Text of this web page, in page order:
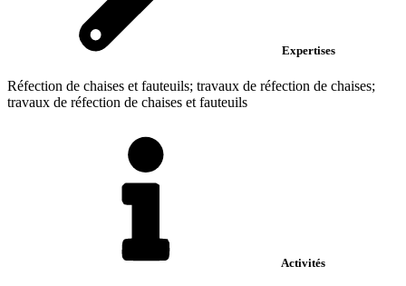
Expertises
Réfection de chaises et fauteuils; travaux de réfection de chaises;
travaux de réfection de chaises et fauteuils
Activités